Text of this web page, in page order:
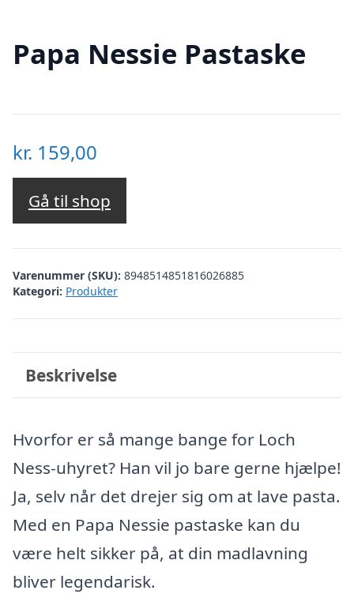
Papa Nessie Pastaske
kr. 159,00
Gå til shop
Varenummer (SKU): 8948514851816026885
Kategori: Produkter
Beskrivelse
Hvorfor er så mange bange for Loch
Ness-uhyret? Han vil jo bare gerne hjælpe!
Ja, selv når det drejer sig om at lave pasta.
Med en Papa Nessie pastaske kan du
være helt sikker på, at din madlavning
bliver legendarisk.